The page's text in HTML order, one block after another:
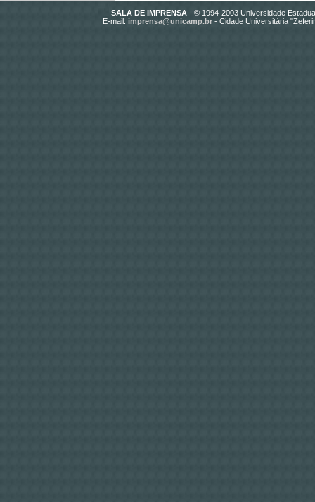
SALA DE IMPRENSA- © 1994-2003 Universidade
E-mail: imprensa@unicamp.br- Cidade Universitária